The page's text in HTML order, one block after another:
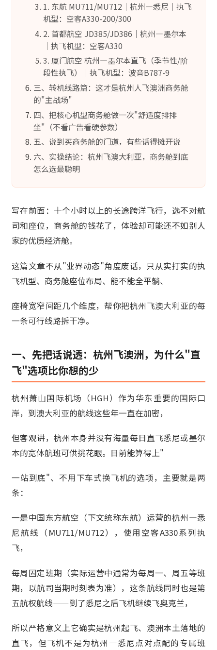
1. 东航 MU711/MU712｜杭州—悉尼｜执飞
机型：空客A330-200/300
2. 首都航空 JD385/JD386｜杭州—墨尔本
｜执飞机型：空客A330
3. 厦门航空 杭州—墨尔本直飞（季节性/阶
段性执飞）｜执飞机型：波音B787-9
三、转机线路篇：这才是杭州人飞澳洲商务舱
的"主战场"
四、把核心机型商务舱做一次"舒适度排排
坐"（不看广告看硬参数）
五、说到买商务舱的门道，有些话得摊开说
六、实操结论：杭州飞澳大利亚，商务舱到底
怎么选最聪明
写在前面：十个小时以上的长途跨洋飞行，选不对航
司和座位，商务舱的钱花了，体验却可能还不如别人
家的优质经济舱。
这篇文章不从"业界动态"角度废话，只从实打实的执
飞机型、商务舱座位布局、能不能全平躺、
座椅宽窄间距几个维度，帮你把杭州飞澳大利亚的每
一条可行线路拆干净。
一、先把话说透：杭州飞澳洲，为什么"直
飞"选项比你想的少
杭州萧山国际机场（HGH）作为华东重要的国际口
岸，到澳大利亚的航线这些年一直在加密，
但客观讲，杭州本身并没有海量每日直飞悉尼或墨尔
本的宽体航班可供挑花眼。目前能算得上"
一站到底"、不用下车式换飞机的选项，主要就是两
条：
一是中国东方航空（下文统称东航）运营的杭州—悉
尼航线（MU711/MU712），使用空客A330系列执
飞，
每周固定班期（实际运营中通常为每周一、周五等班
期，以航司当期时刻表为准），这条航线同时也是第
五航权航线——到了悉尼之后飞机继续飞奥克兰，
所以严格意义上它确实是杭州起飞、澳洲本土落地的
直飞，但飞机不是为杭州—悉尼点对点配的专属班